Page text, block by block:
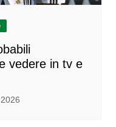
vedere in tv e